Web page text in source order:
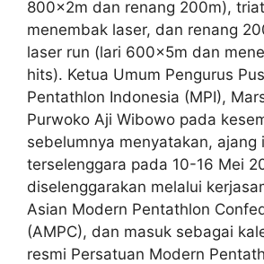
800x2m dan renang 200m),
menembak laser, dan renang
laser run (lari 600x5m dan
hits). Ketua Umum Pengurus
Pentathlon Indonesia (MPI),
Purwoko Aji Wibowo pada
sebelumnya menyatakan, ajang
terselenggara pada 10-16 Mei
diselenggarakan melalui
Asian Modern Pentathlon
(AMPC), dan masuk sebagai
resmi Persatuan Modern